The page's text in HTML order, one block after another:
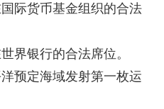
际货币基金组织的合法
界银行的合法席位。
预定海域发射第一枚运